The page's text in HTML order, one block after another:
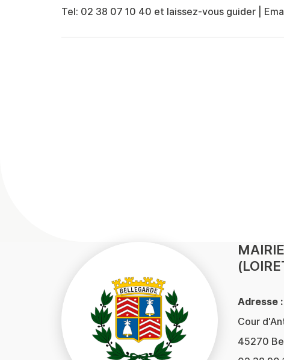
Tel: 02 38 07 10 40 et laissez-vous guider |
Adresse :
Cour
45270